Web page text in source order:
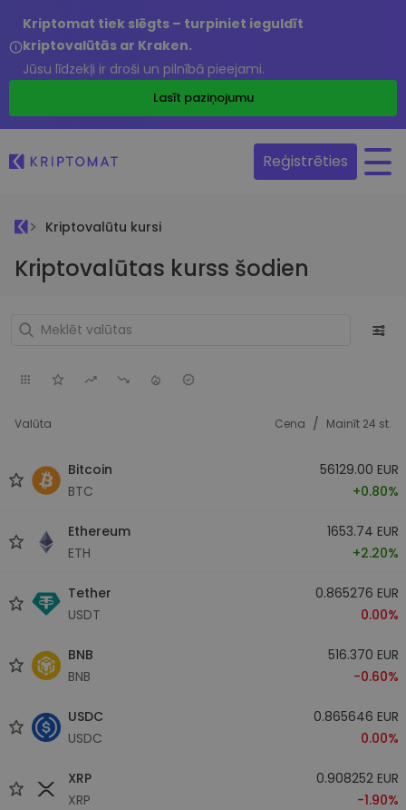
Kriptomat tiek slēgts – turpiniet ieguldīt
kriptovalūtās ar Kraken.
Jūsu līdzekļi ir droši un pilnībā pieejami.
Lasīt paziņojumu
Reģistrēties
Kriptovalūtu kursi
Kriptovalūtas kurss šodien
Valūta Cena / Mainīt 24 st.
Bitcoin
BTC
56129.00 EUR
+0.80%
Ethereum
ETH
1653.74 EUR
+2.20%
Tether
USDT
0.865276 EUR
0.00%
BNB
BNB
516.370 EUR
-0.60%
USDC
USDC
0.865646 EUR
0.00%
XRP
XRP
0.908252 EUR
-1.90%